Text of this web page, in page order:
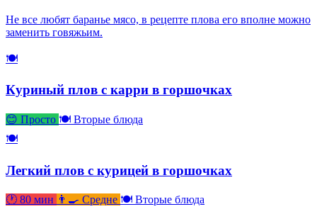
Не все любят баранье мясо, в рецепте плова его вполне можно
заменить говяжьим.
🍽
Куриный плов с карри в горшочках
😊 Просто 🍽 Вторые блюда
🍽
Легкий плов с курицей в горшочках
🕐 80 мин 👨‍🍳 Средне 🍽 Вторые блюда